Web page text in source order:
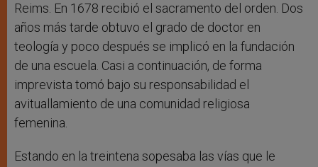
Reims. En 1678 recibió el sacramento del orden. Dos
años más tarde obtuvo el grado de doctor en
teología y poco después se implicó en la fundación
de una escuela. Casi a continuación, de forma
imprevista tomó bajo su responsabilidad el
avituallamiento de una comunidad religiosa
femenina.
Estando en la treintena sopesaba las vías que le